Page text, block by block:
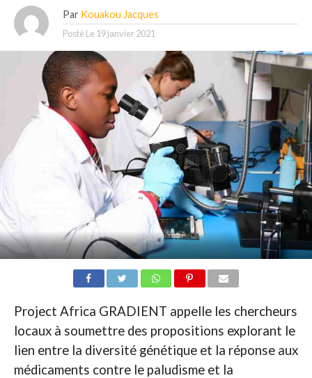
Par Kouakou Jacques
Posté Le 19 janvier 2021
Project Africa GRADIENT appelle les chercheurs
locaux à soumettre des propositions explorant le
lien entre la diversité génétique et la réponse aux
médicaments contre le paludisme et la